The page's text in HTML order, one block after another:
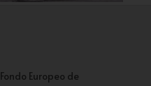
Fondo Europeo de